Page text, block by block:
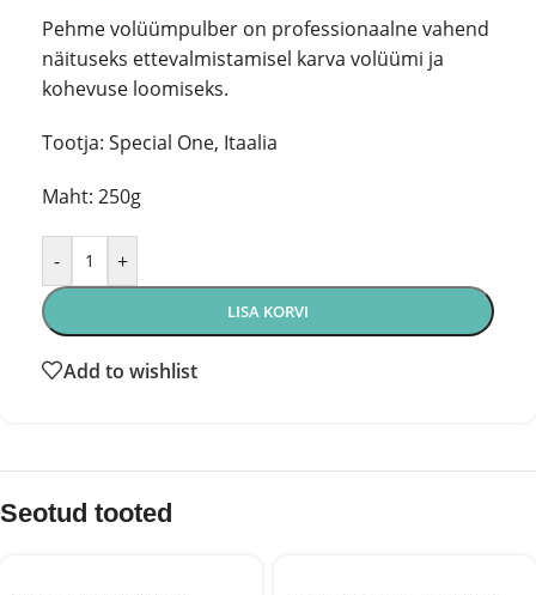
Pehme volüümpulber on professionaalne vahend
näituseks ettevalmistamisel karva volüümi ja
kohevuse loomiseks.
Tootja: Special One, Itaalia
Maht: 250g
- +
LISA KORVI
Add to wishlist
Seotud tooted